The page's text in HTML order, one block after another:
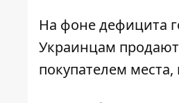
На фоне дефицита
Украинцам
покупателем